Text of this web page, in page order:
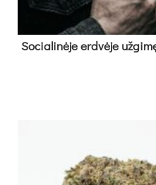
So­cia­li­nė­je erd­vė­je